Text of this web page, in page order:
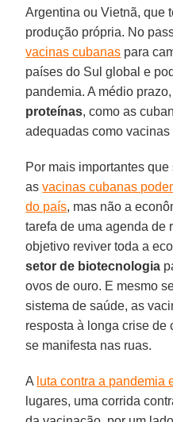
Argentina ou Vietnã, que
produção própria. No
vacinas cubanas para
países do Sul global e
pandemia. A médio
proteínas, como as
adequadas como vacinas
Por mais importantes
asvacinas cubanas
do país, mas não a
tarefa de uma agenda de
objetivo reviver toda a
setor de biotecnologia
ovos de ouro. E mesmo
sistema de saúde, as
resposta à longa crise
se manifesta nas ruas.
A luta contra a pandemia
lugares, uma corrida